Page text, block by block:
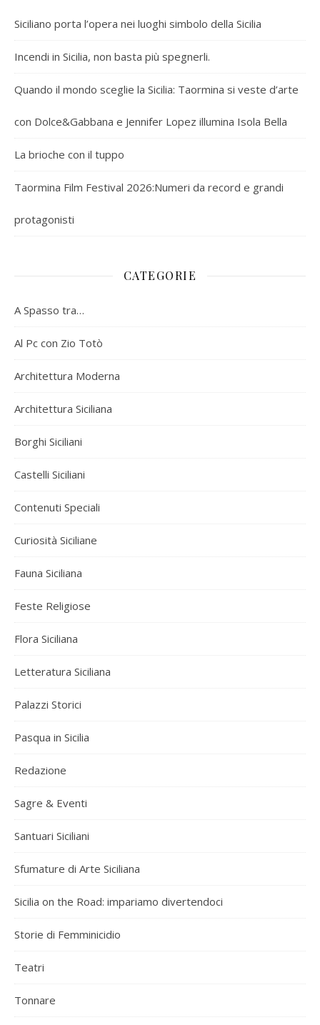
Siciliano porta l’opera nei luoghi simbolo della Sicilia
Incendi in Sicilia, non basta più spegnerli.
Quando il mondo sceglie la Sicilia: Taormina si veste d’arte
con Dolce&Gabbana e Jennifer Lopez illumina Isola Bella
La brioche con il tuppo
Taormina Film Festival 2026:Numeri da record e grandi
protagonisti
CATEGORIE
A Spasso tra…
Al Pc con Zio Totò
Architettura Moderna
Architettura Siciliana
Borghi Siciliani
Castelli Siciliani
Contenuti Speciali
Curiosità Siciliane
Fauna Siciliana
Feste Religiose
Flora Siciliana
Letteratura Siciliana
Palazzi Storici
Pasqua in Sicilia
Redazione
Sagre & Eventi
Santuari Siciliani
Sfumature di Arte Siciliana
Sicilia on the Road: impariamo divertendoci
Storie di Femminicidio
Teatri
Tonnare